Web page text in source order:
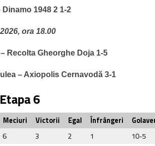
Dinamo 1948 2 1-2
ora 18.00
Recolta Gheorghe Doja 1-5
– Axiopolis Cernavodă 3-1
6
Meciuri Victorii Egal Înfrângeri
6 3 2 1
10-5